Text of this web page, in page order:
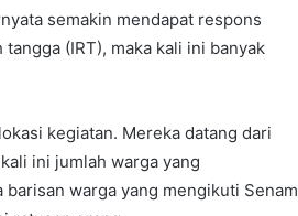
semakin mendapat respons
(IRT), maka kali ini banyak
kegiatan. Mereka datang dari
ini jumlah warga yang
warga yang mengikuti Senam